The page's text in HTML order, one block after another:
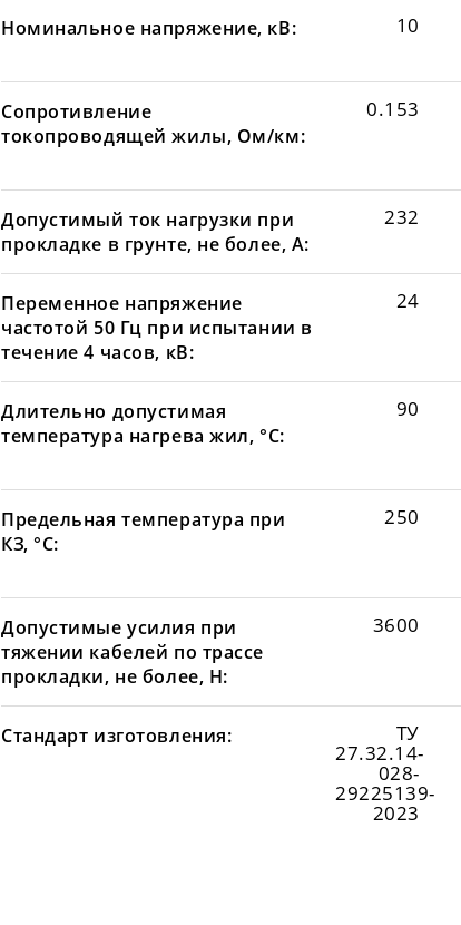
Номинальное напряжение, кВ: 10
Сопротивление
токопроводящей жилы, Ом/км:
0.153
Допустимый ток нагрузки при
прокладке в грунте, не более, А:
232
Переменное напряжение
частотой 50 Гц при испытании в
течение 4 часов, кВ:
24
Длительно допустимая
температура нагрева жил, °С:
90
Предельная температура при
КЗ, °С:
250
Допустимые усилия при
тяжении кабелей по трассе
прокладки, не более, Н:
3600
Стандарт изготовления: ТУ
27.32.14-
028-
29225139-
2023